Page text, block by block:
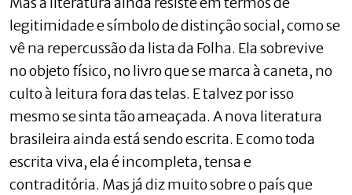
legitimidade e símbolo de distinção social, como se
vê na repercussão da lista da Folha. Ela sobrevive
no objeto físico, no livro que se marca à caneta, no
culto à leitura fora das telas. E talvez por isso
mesmo se sinta tão ameaçada. A nova literatura
brasileira ainda está sendo escrita. E como toda
escrita viva, ela é incompleta, tensa e
contraditória. Mas já diz muito sobre o país que